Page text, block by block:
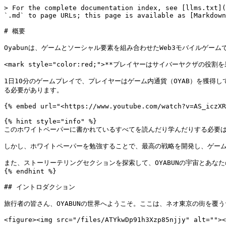
> For the complete documentation index, see
`.md` to page URLs; this page is available as
# 概要
Oyabunは、ゲームとソーシャル要素を組み合わせたWeb3モバイルゲー
<mark style="color:red;">**プレイヤーはサイバーヤクザの役割を果
1日10分のゲームプレイで、プレイヤーはゲーム内通貨（OYAB）を獲得
る必要があります。
{% embed url="<https://www.youtube.com/
{% hint style="info" %}
このホワイトペーパーに書かれているすべてを読んだり学んだりする必
しかし、ホワイトペーパーを勉強することで、最高の戦略を開発し、ゲ
また、ストーリーテリングセクションを探索して、OYABUNの宇宙とあ
{% endhint %}
## イントロダクション
旅行者の皆さん、OYABUNの世界へようこそ。ここは、ネオ東京の街を
<figure><img src="/files/ATYkwDp91h3Xzp85njjy"